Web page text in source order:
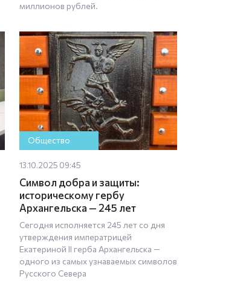
миллионов рублей.
Общество
13.10.2025 09:45
Символ добра и защиты:
историческому гербу
Архангельска — 245 лет
Сегодня исполняется 245 лет со дня
утверждения императрицей
Екатериной II герба Архангельска —
одного из самых узнаваемых символов
Русского Севера